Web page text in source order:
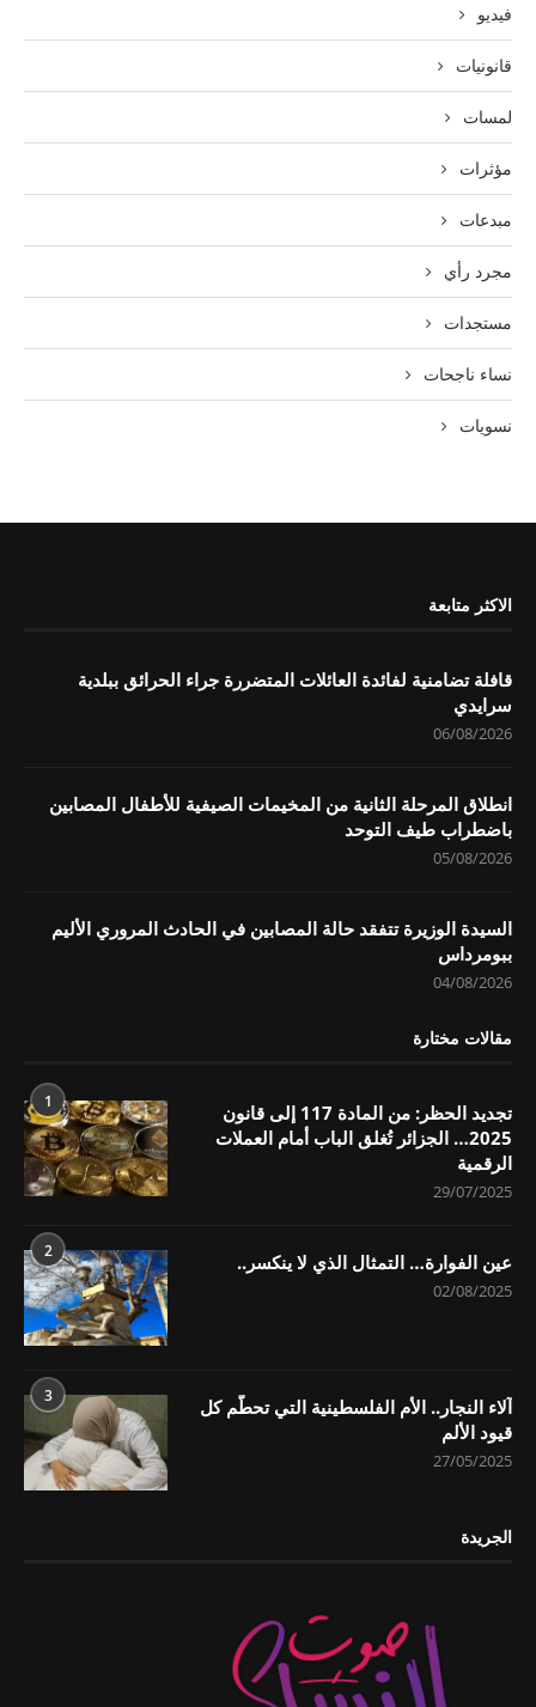
فيديو
قانونيات
لمسات
مؤثرات
مبدعات
مجرد رأي
مستجدات
نساء ناجحات
نسويات
الاكثر متابعة
قافلة تضامنية لفائدة العائلات المتضررة جراء الحرائق ببلدية
سرايدي
06/08/2026
انطلاق المرحلة الثانية من المخيمات الصيفية للأطفال المصابين
باضطراب طيف التوحد
05/08/2026
السيدة الوزيرة تتفقد حالة المصابين في الحادث المروري الأليم
ببومرداس
04/08/2026
مقالات مختارة
1
تجديد الحظر: من المادة 117 إلى قانون
2025… الجزائر تُغلق الباب أمام العملات
الرقمية
29/07/2025
2 عين الفوارة… التمثال الذي لا ينكسر..
02/08/2025
3
آلاء النجار.. الأم الفلسطينية التي تحطّم كل
قيود الألم
27/05/2025
الجريدة